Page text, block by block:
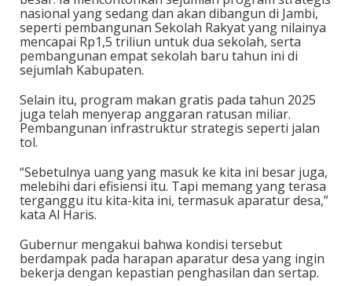
nasional yang sedang dan akan dibangun di Jambi,
seperti pembangunan Sekolah Rakyat yang nilainya
mencapai Rp1,5 triliun untuk dua sekolah, serta
pembangunan empat sekolah baru tahun ini di
sejumlah Kabupaten.
Selain itu, program makan gratis pada tahun 2025
juga telah menyerap anggaran ratusan miliar.
Pembangunan infrastruktur strategis seperti jalan
tol.
“Sebetulnya uang yang masuk ke kita ini besar juga,
melebihi dari efisiensi itu. Tapi memang yang terasa
terganggu itu kita-kita ini, termasuk aparatur desa,”
kata Al Haris.
Gubernur mengakui bahwa kondisi tersebut
berdampak pada harapan aparatur desa yang ingin
bekerja dengan kepastian penghasilan dan sertap.